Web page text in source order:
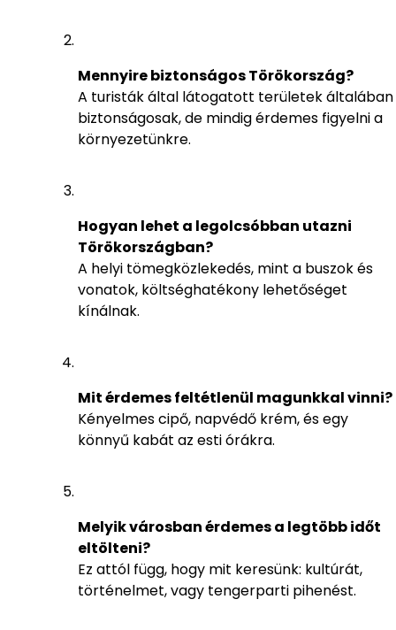
Mennyire biztonságos Törökország?
A turisták által látogatott területek általában
biztonságosak, de mindig érdemes figyelni a
környezetünkre.
Hogyan lehet a legolcsóbban utazni
Törökországban?
A helyi tömegközlekedés, mint a buszok és
vonatok, költséghatékony lehetőséget
kínálnak.
Mit érdemes feltétlenül magunkkal vinni?
Kényelmes cipő, napvédő krém, és egy
könnyű kabát az esti órákra.
Melyik városban érdemes a legtöbb időt
eltölteni?
Ez attól függ, hogy mit keresünk: kultúrát,
történelmet, vagy tengerparti pihenést.